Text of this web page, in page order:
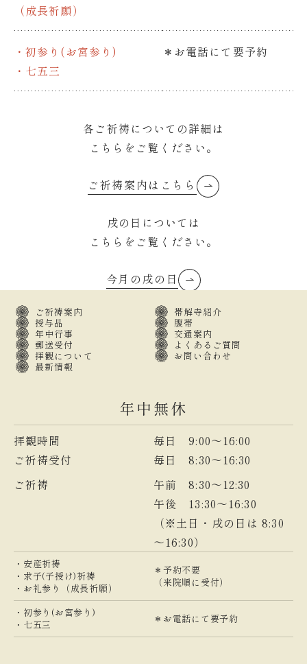
（成長祈願）
・初参り(お宮参り)
・七五三
＊お電話にて要予約
各ご祈祷についての詳細は
こちらをご覧ください。
ご祈祷案内はこちら
戌の日については
こちらをご覧ください。
今月の戌の日
ご祈祷案内
帯解寺紹介
授与品
腹帯
年中行事
交通案内
郵送受付
よくあるご質問
拝観について
お問い合わせ
最新情報
年中無休
拝観時間
毎日 9:00～16:00
ご祈祷受付
毎日 8:30～16:30
ご祈祷
午前 8:30～12:30
午後 13:30～16:30
（※土日・戌の日は 8:30
～16:30）
・安産祈祷
＊予約不要
（来院順に受付）
・求子(子授け)祈祷
・お礼参り（成長祈願）
・初参り(お宮参り)
＊お電話にて要予約
・七五三